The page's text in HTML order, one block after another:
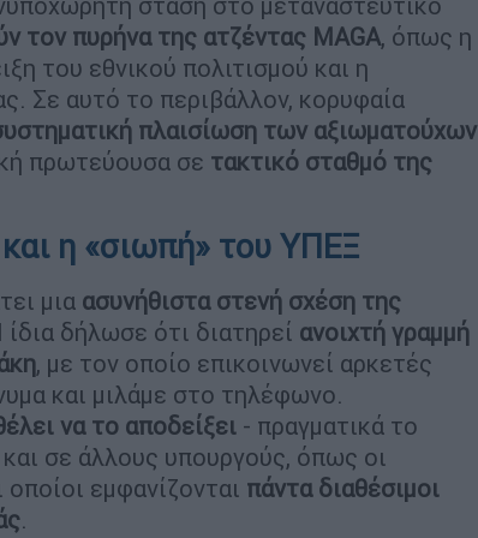
τον πυρήνα της ατζέντας MAGA, όπως η
του εθνικού πολιτισμού και η
Σε αυτό το περιβάλλον, κορυφαία
πλαισίωση των αξιωματούχων
πρωτεύουσα σε τακτικό σταθμό της
η «σιωπή» του ΥΠΕΞ
μια ασυνήθιστα στενή σχέση της
δήλωσε ότι διατηρεί ανοιχτή γραμμή
, με τον οποίο επικοινωνεί αρκετές
και μιλάμε στο τηλέφωνο.
να το αποδείξει - πραγματικά το
σε άλλους υπουργούς, όπως οι
οποίοι εμφανίζονται πάντα διαθέσιμοι
.